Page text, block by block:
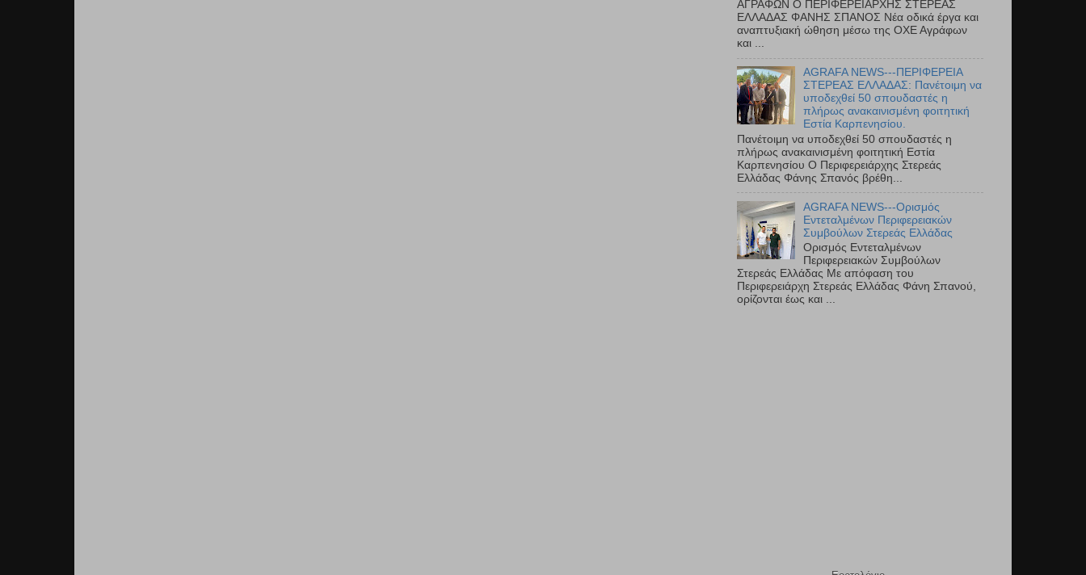
ΑΓΡΑΦΩΝ Ο ΠΕΡΙΦΕΡΕΙΑΡΧΗΣ ΣΤΕΡΕΑΣ
ΕΛΛΑΔΑΣ ΦΑΝΗΣ ΣΠΑΝΟΣ Νέα οδικά έργα και
αναπτυξιακή ώθηση μέσω της ΟΧΕ Αγράφων
και ...
AGRAFA NEWS---ΠΕΡΙΦΕΡΕΙΑ
ΣΤΕΡΕΑΣ ΕΛΛΑΔΑΣ: Πανέτοιμη να
υποδεχθεί 50 σπουδαστές η
πλήρως ανακαινισμένη φοιτητική
Εστία Καρπενησίου.
Πανέτοιμη να υποδεχθεί 50 σπουδαστές η
πλήρως ανακαινισμένη φοιτητική Εστία
Καρπενησίου Ο Περιφερειάρχης Στερεάς
Ελλάδας Φάνης Σπανός βρέθη...
AGRAFA NEWS---Ορισμός
Εντεταλμένων Περιφερειακών
Συμβούλων Στερεάς Ελλάδας
Ορισμός Εντεταλμένων
Περιφερειακών Συμβούλων
Στερεάς Ελλάδας Με απόφαση του
Περιφερειάρχη Στερεάς Ελλάδας Φάνη Σπανού,
ορίζονται έως και ...